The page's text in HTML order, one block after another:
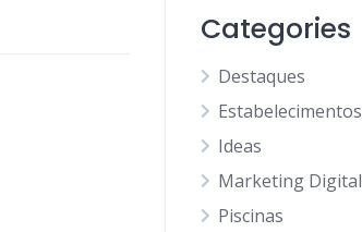
Categories
Destaques
Estabelecimentos
Ideas
Marketing Digital
Piscinas